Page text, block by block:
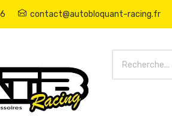
contact@autobloquant-racing.fr